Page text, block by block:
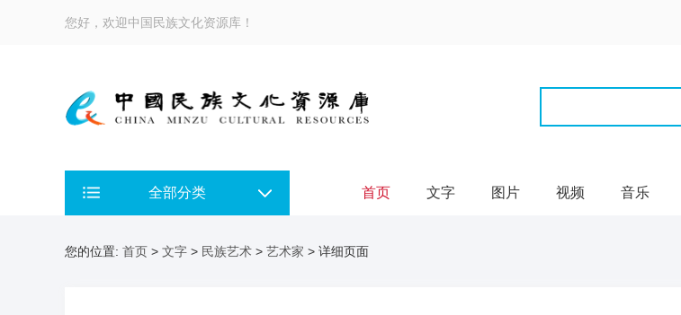
您好，欢迎中国民族文化资源库！
全部分类 首页 文字 图片 视频 音乐
您的位置: 首页 > 文字 > 民族艺术 > 艺术家 > 详细页面